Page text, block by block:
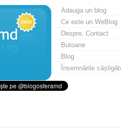
Adauga un blog
Ce este un WeBlog
Despre, Contact
Butoane
Blog
Însemnările